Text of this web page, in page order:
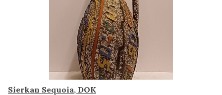
Sierkan Sequoia, DOK